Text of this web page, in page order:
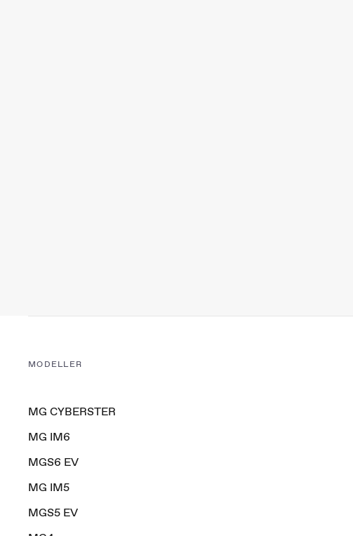
MODELLER
MG CYBERSTER
MG IM6
MGS6 EV
MG IM5
MGS5 EV